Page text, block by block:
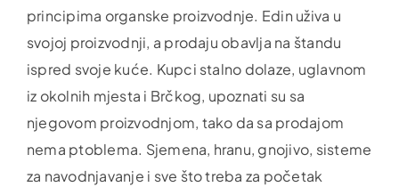
principima organske proizvodnje. Edin uživa u
svojoj proizvodnji, a prodaju obavlja na štandu
ispred svoje kuće. Kupci stalno dolaze, uglavnom
iz okolnih mjesta i Brčkog, upoznati su sa
njegovom proizvodnjom, tako da sa prodajom
nema ptoblema. Sjemena, hranu, gnojivo, sisteme
za navodnjavanje i sve što treba za početak